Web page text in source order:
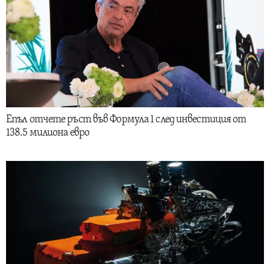
Епъл отчете ръст във Формула 1 след инвестиция от
138.5 милиона евро